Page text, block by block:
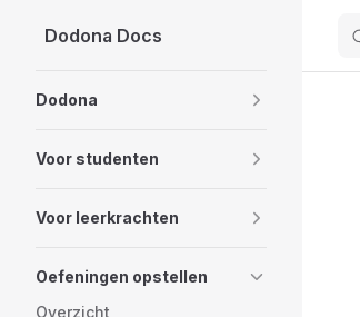
Skip to content
Dodona Docs
Dodona
Voor studenten
Voor leerkrachten
Oefeningen opstellen
Overzicht